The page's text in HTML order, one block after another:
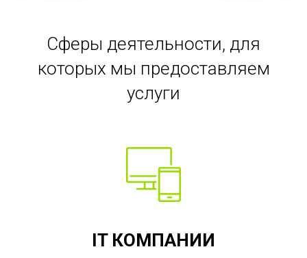
Сферы деятельности, для
которых мы предоставляем
услуги
IT КОМПАНИИ